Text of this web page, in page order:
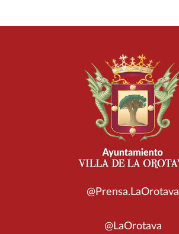
@Prensa.LaOrotava
@LaOrotava